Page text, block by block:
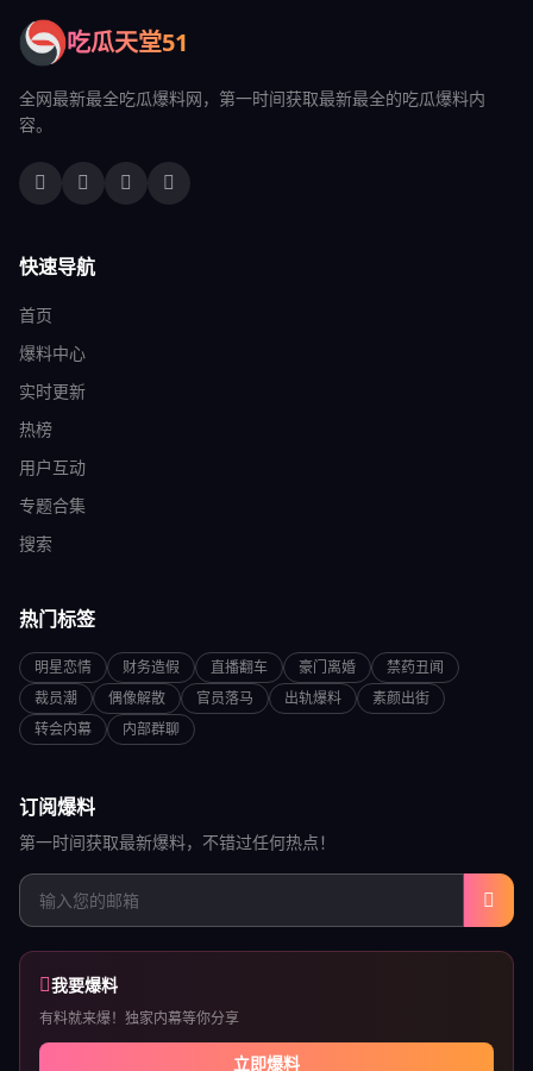
吃瓜天堂51
全网最新最全吃瓜爆料网，第一时间获取最新最全的吃瓜爆料内
容。
快速导航
首页
爆料中心
实时更新
热榜
用户互动
专题合集
搜索
热门标签
明星恋情 财务造假 直播翻车 豪门离婚
禁药丑闻
裁员潮
偶像解散 官员落马 出轨爆料
素颜出街
转会内幕
内部群聊
订阅爆料
第一时间获取最新爆料，不错过任何热点！
我要爆料
有料就来爆！独家内幕等你分享
立即爆料